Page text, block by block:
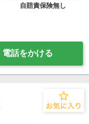
自賠責保険無し
電話をかける